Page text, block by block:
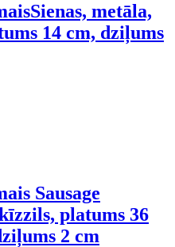
Sienas, metāla,
14 cm, dziļums
Sausage
platums 36
2 cm